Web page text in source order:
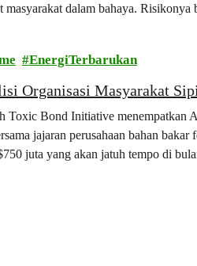
masyarakat dalam bahaya.
EnergiTerbarukan
Organisasi Masyarakat
Bond Initiative menempatkan
jajaran perusahaan bahan
juta yang akan jatuh tempo di